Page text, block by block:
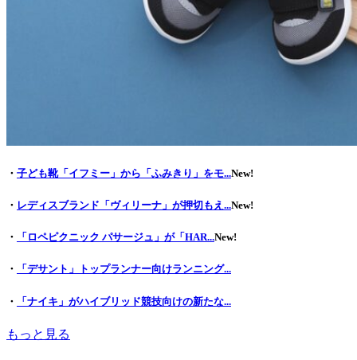
・ 子ども靴「イフミー」から「ふみきり」をモ...New!
・ レディスブランド「ヴィリーナ」が押切もえ...New!
・ 「ロペピクニック パサージュ」が「HAR...New!
・ 「デサント」トップランナー向けランニング...
・ 「ナイキ」がハイブリッド競技向けの新たな...
もっと見る